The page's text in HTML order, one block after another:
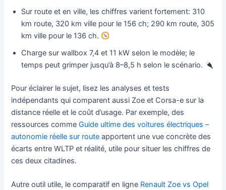
Sur route et en ville, les chiffres varient fortement: 310
km route, 320 km ville pour le 156 ch; 290 km route, 305
km ville pour le 136 ch.
Charge sur wallbox 7,4 et 11 kW selon le modèle; le
temps peut grimper jusqu’à 8–8,5 h selon le scénario.
Pour éclairer le sujet, lisez les analyses et tests
indépendants qui comparent aussi Zoe et Corsa-e sur la
distance réelle et le coût d’usage. Par exemple, des
ressources commeGuide ultime des voitures électriques –
autonomie réelle sur route apportent une vue concrète des
écarts entre WLTP et réalité, utile pour situer les chiffres de
ces deux citadines.
Autre outil utile, le comparatif en ligne Renault Zoe vs Opel